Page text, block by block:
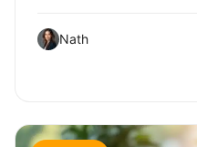
Nath